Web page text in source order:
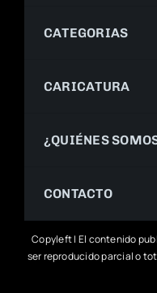
CATEGORIAS
CARICATURA
¿QUIÉNES
CONTACTO
Copyleft | El contenido
ser reproducido parcial o